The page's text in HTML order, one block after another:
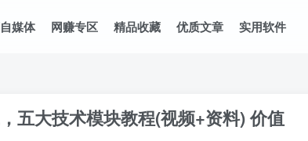
媒体 网赚专区 精品收藏 优质文章 实用软件
五大技术模块教程(视频+资料) 价值